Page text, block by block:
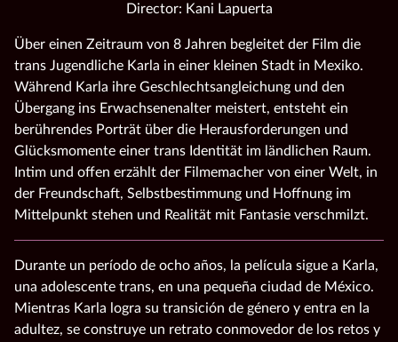
Director: Kani Lapuerta
Über einen Zeitraum von 8 Jahren begleitet der Film die
trans Jugendliche Karla in einer kleinen Stadt in Mexiko.
Während Karla ihre Geschlechtsangleichung und den
Übergang ins Erwachsenenalter meistert, entsteht ein
berührendes Porträt über die Herausforderungen und
Glücksmomente einer trans Identität im ländlichen Raum.
Intim und offen erzählt der Filmemacher von einer Welt, in
der Freundschaft, Selbstbestimmung und Hoffnung im
Mittelpunkt stehen und Realität mit Fantasie verschmilzt.
Durante un período de ocho años, la película sigue a Karla,
una adolescente trans, en una pequeña ciudad de México.
Mientras Karla logra su transición de género y entra en la
adultez, se construye un retrato conmovedor de los retos y